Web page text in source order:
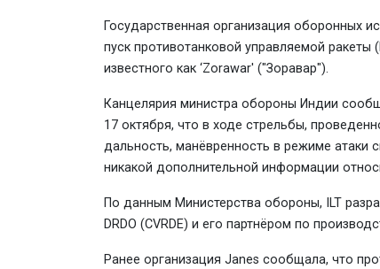
Государственная организация оборонных
пуск противотанковой управляемой ракеты
известного как ‘Zorawar' ("Зоравар").
Канцелярия министра обороны Индии
17 октября, что в ходе стрельбы,
дальность, манёвренность в режиме атаки
никакой дополнительной информации
По данным Министерства обороны, ILT
DRDO (CVRDE) и его партнёром по
Ранее организация Janes сообщала, что